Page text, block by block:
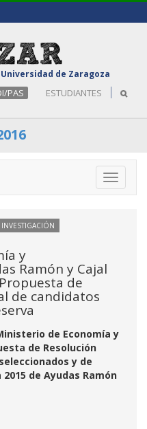
Universidad de Zaragoza
PAS ESTUDIANTES
Toggle
INVESTIGACIÓN
y
Ramón y Cajal
de
de candidatos
de Economía y
de Resolución
y de
de Ayudas Ramón